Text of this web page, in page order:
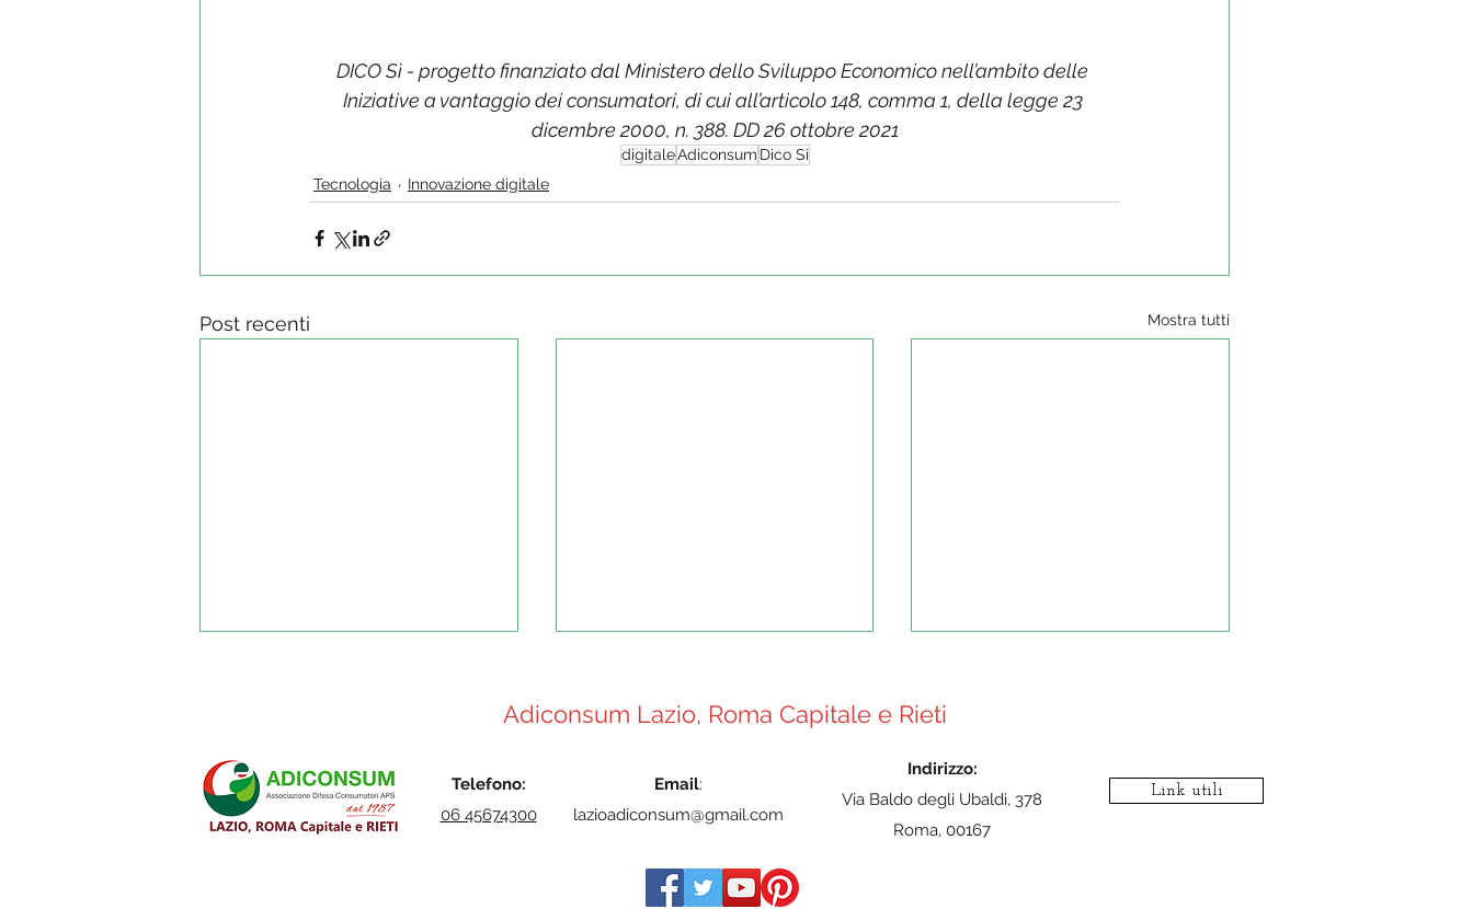
DICO Sì - progetto finanziato dal Ministero dello Sviluppo Economico nell’ambito delle
Iniziative a vantaggio dei consumatori, di cui all’articolo 148, comma 1, della legge 23
dicembre 2000, n. 388. DD 26 ottobre 2021
digitaleAdiconsum Dico Sì
Tecnologia
Innovazione digitale
Post recenti Mostra tutti
Metaverso, quanto ne sai?
Cosa sono le GIF?
Adiconsum Lazio, Roma Capitale e Rieti
Telefono:
06 45674300
Email:
lazioadiconsum@gmail.com
Indirizzo:
Via Baldo degli Ubaldi, 378
Roma, 00167
Link utili